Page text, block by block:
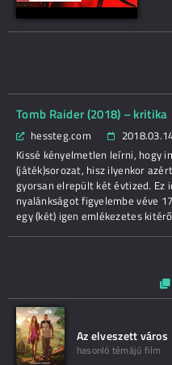
Tomb Raider (2018) – kritika
hessteg.com
Kissé kényelmetlen leírni, hogy
(játék)sorozat, hisz ilyenkor
gyorsan elrepült két évtized. Ez
nyalánkságot figyelembe véve
egy (két) igen emlékezetes
Az elveszett város
hasonló témájú film